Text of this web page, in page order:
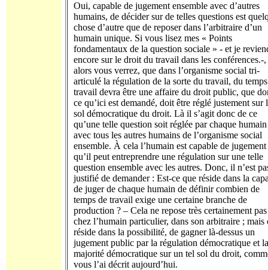
Oui, capable de jugement ensemble avec d’autres
humains, de décider sur de telles questions est
chose d’autre que de reposer dans l’arbitraire d’un
humain unique. Si vous lisez mes « Points
fondamentaux de la question sociale » - et je
encore sur le droit du travail dans les conférences.-,
alors vous verrez, que dans l’organisme social tri-
articulé la régulation de la sorte du travail, du
travail devra être une affaire du droit public, que
ce qu’ici est demandé, doit être réglé justement sur
sol démocratique du droit. Là il s’agit donc de ce
qu’une telle question soit réglée par chaque humain
avec tous les autres humains de l’organisme social
ensemble. À cela l’humain est capable de jugement
qu’il peut entreprendre une régulation sur une telle
question ensemble avec les autres. Donc, il n’est
justifié de demander : Est-ce que réside dans la
de juger de chaque humain de définir combien de
temps de travail exige une certaine branche de
production ? – Cela ne repose très certainement pas
chez l’humain particulier, dans son arbitraire ; mais
réside dans la possibilité, de gagner là-dessus un
jugement public par la régulation démocratique et la
majorité démocratique sur un tel sol du droit,
vous l’ai décrit aujourd’hui.